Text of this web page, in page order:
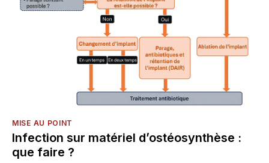
MISE AU POINT
Infection sur matériel d’ostéosynthèse :
que faire ?